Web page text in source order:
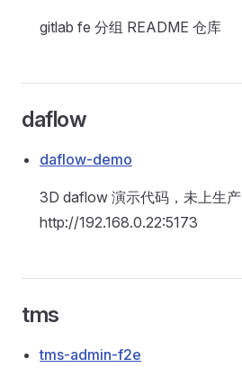
gitlab fe 分组 README 仓库
daflow
daflow-demo
3D daflow 演示代码，未上生产
http://192.168.0.22:5173
tms
tms-admin-f2e